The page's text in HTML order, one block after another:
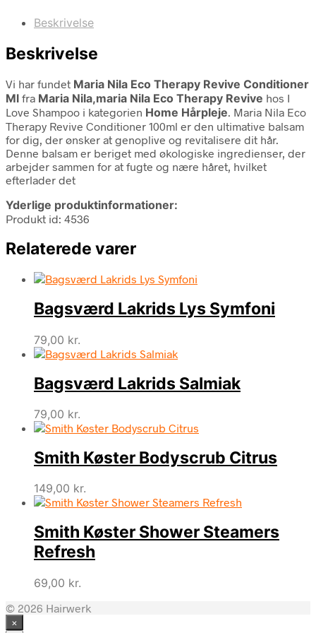
Beskrivelse
Beskrivelse
Vi har fundet Maria Nila Eco Therapy Revive Conditioner
Ml fra Maria Nila,maria Nila Eco Therapy Revive hos I
Love Shampoo i kategorien Home Hårpleje. Maria Nila Eco
Therapy Revive Conditioner 100ml er den ultimative balsam
for dig, der ønsker at genoplive og revitalisere dit hår.
Denne balsam er beriget med økologiske ingredienser, der
arbejder sammen for at fugte og nære håret, hvilket
efterlader det
Yderlige produktinformationer:
Produkt id: 4536
Relaterede varer
Bagsværd Lakrids Lys Symfoni
79,00 kr.
Bagsværd Lakrids Salmiak
79,00 kr.
Smith Køster Bodyscrub Citrus
149,00 kr.
Smith Køster Shower Steamers
Refresh
69,00 kr.
© 2026 Hairwerk
×